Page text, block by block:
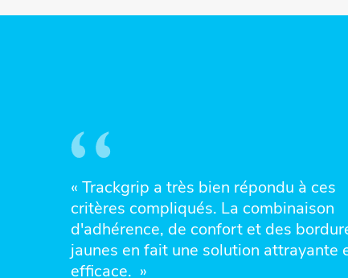
« Trackgrip a très bien répondu à ces
critères compliqués. La combinaison
d'adhérence, de confort et des
jaunes en fait une solution attrayante
efficace. »